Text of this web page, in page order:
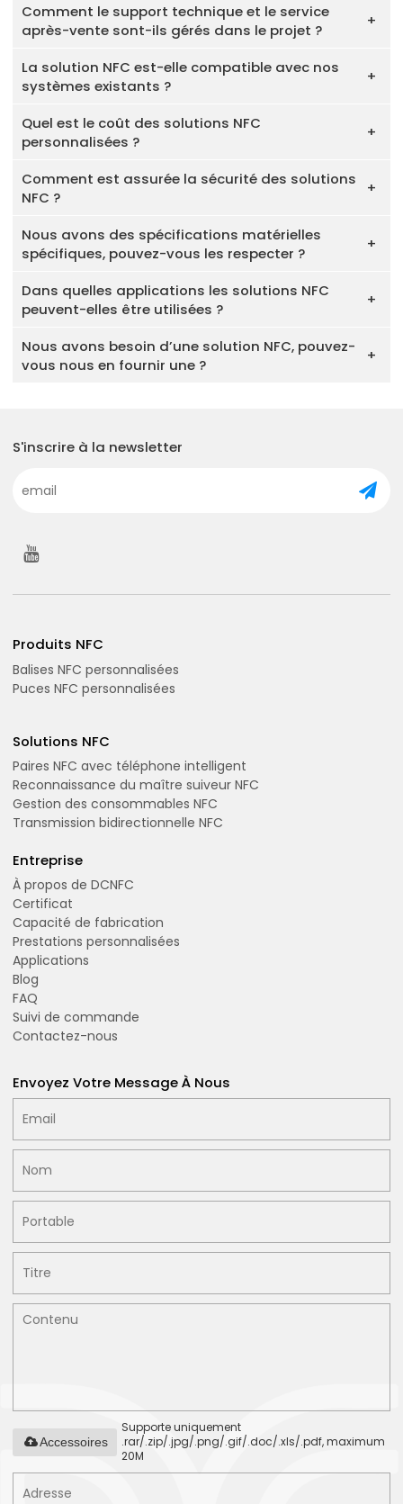
Comment le support technique et le service
après-vente sont-ils gérés dans le projet ?
La solution NFC est-elle compatible avec nos
systèmes existants ?
Quel est le coût des solutions NFC
personnalisées ?
Comment est assurée la sécurité des solutions
NFC ?
Nous avons des spécifications matérielles
spécifiques, pouvez-vous les respecter ?
Dans quelles applications les solutions NFC
peuvent-elles être utilisées ?
Nous avons besoin d’une solution NFC, pouvez-
vous nous en fournir une ?
S'inscrire à la newsletter
Produits NFC
Balises NFC personnalisées
Puces NFC personnalisées
Solutions NFC
Paires NFC avec téléphone intelligent
Reconnaissance du maître suiveur NFC
Gestion des consommables NFC
Transmission bidirectionnelle NFC
Entreprise
À propos de DCNFC
Certificat
Capacité de fabrication
Prestations personnalisées
Applications
Blog
FAQ
Suivi de commande
Contactez-nous
Envoyez Votre Message À Nous
Supporte uniquement
.rar/.zip/.jpg/.png/.gif/.doc/.xls/.pdf, maximum
20M
Accessoires